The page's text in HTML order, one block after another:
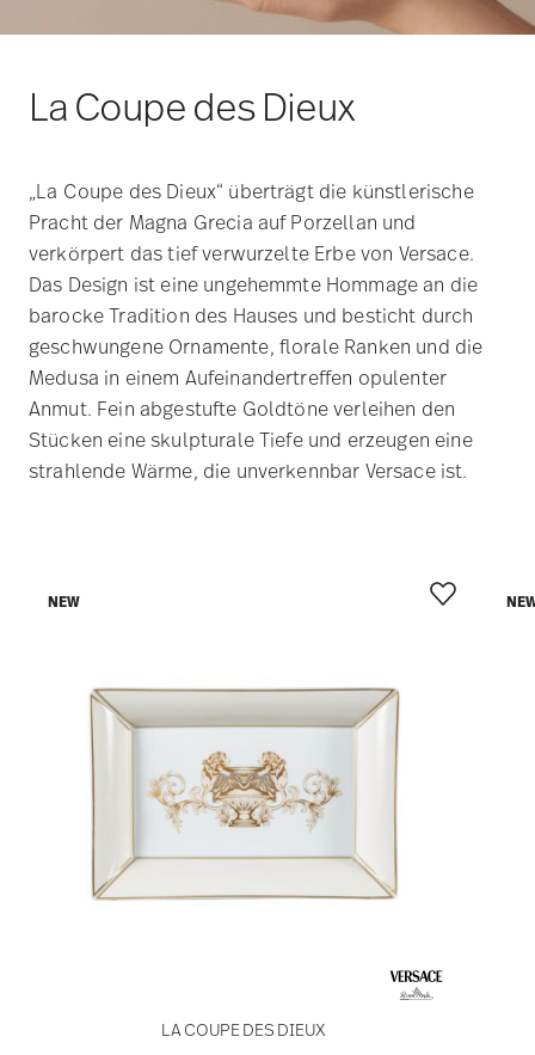
La Coupe des Dieux
„La Coupe des Dieux“ überträgt die künstlerische
Pracht der Magna Grecia auf Porzellan und
verkörpert das tief verwurzelte Erbe von Versace.
Das Design ist eine ungehemmte Hommage an die
barocke Tradition des Hauses und besticht durch
geschwungene Ornamente, florale Ranken und die
Medusa in einem Aufeinandertreffen opulenter
Anmut. Fein abgestufte Goldtöne verleihen den
Stücken eine skulpturale Tiefe und erzeugen eine
strahlende Wärme, die unverkennbar Versace ist.
LA COUPE DES DIEUX
NEW